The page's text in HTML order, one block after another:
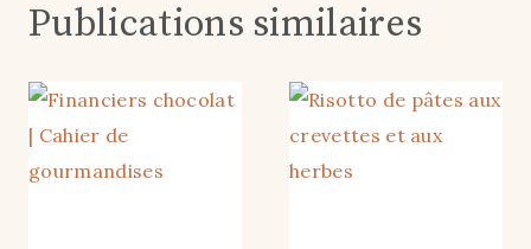
Publications similaires